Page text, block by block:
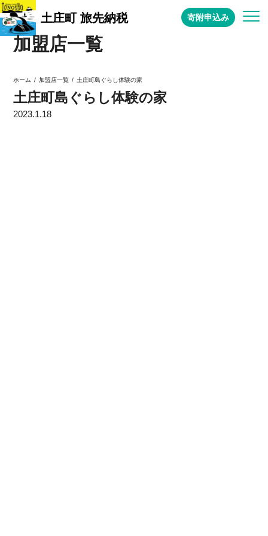
土庄町 旅先納税 寄附申込み
加盟店一覧
ホーム 加盟店一覧 土庄町島ぐらし体験の家
土庄町島ぐらし体験の家
2023.1.18